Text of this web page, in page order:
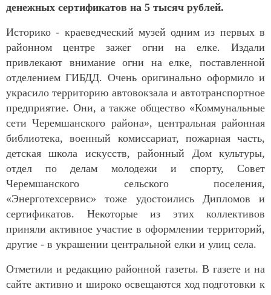
денежных сертификатов на 5 тысяч рублей.
Историко - краеведческий музей одним из первых в
районном центре зажег огни на елке. Издали
привлекают внимание огни на елке, поставленной
отделением ГИБДД. Очень оригинально оформило и
украсило территорию автовокзала и автотранспортное
предприятие. Они, а также общество «Коммунальные
сети Черемшанского района», центральная районная
библиотека, военный комиссариат, пожарная часть,
детская школа искусств, районный Дом культуры,
отдел по делам молодежи и спорту, Совет
Черемшанского сельского поселения,
«Энерготехсервис» тоже удостоились Дипломов и
сертификатов. Некоторые из этих коллективов
приняли активное участие в оформлении территорий,
другие - в украшении центральной елки и улиц села.
Отметили и редакцию районной газеты. В газете и на
сайте активно и широко освещаются ход подготовки к